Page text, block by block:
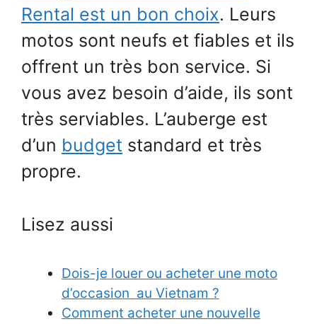
Rental est un bon choix. Leurs
motos sont neufs et fiables et ils
offrent un très bon service. Si
vous avez besoin d’aide, ils sont
très serviables. L’auberge est
d’un budget standard et très
propre.
Lisez aussi
Dois-je louer ou acheter une moto
d’occasion au Vietnam ?
Comment acheter une nouvelle